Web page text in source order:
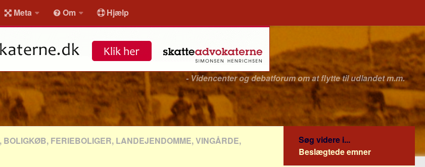
Meta Om Hjælp
- Videncenter og debatforum om at flytte til udlandet m.m.
BOLIGKØB, FERIEBOLIGER, LANDEJENDOMME, VINGÅRDE,
Søg videre i...
Beslægtede emner